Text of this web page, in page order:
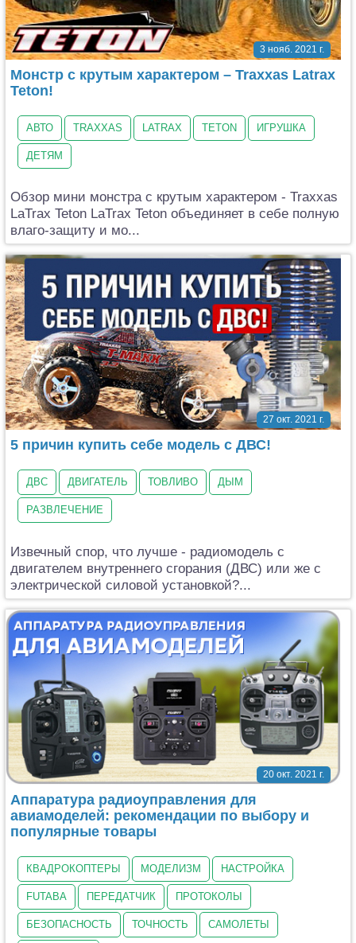
3 нояб. 2021 г.
Монстр с крутым характером – Traxxas Latrax
Teton!
АВТО TRAXXAS LATRAX TETON ИГРУШКА
ДЕТЯМ
Обзор мини монстра с крутым характером - Traxxas
LaTrax Teton LaTrax Teton объединяет в себе полную
влаго-защиту и мо...
27 окт. 2021 г.
5 причин купить себе модель с ДВС!
ДВС ДВИГАТЕЛЬ ТОВЛИВО ДЫМ
РАЗВЛЕЧЕНИЕ
Извечный спор, что лучше - радиомодель с
двигателем внутреннего сгорания (ДВС) или же с
электрической силовой установкой?...
20 окт. 2021 г.
Аппаратура радиоуправления для
авиамоделей: рекомендации по выбору и
популярные товары
КВАДРОКОПТЕРЫ МОДЕЛИЗМ НАСТРОЙКА
FUTABA ПЕРЕДАТЧИК ПРОТОКОЛЫ
БЕЗОПАСНОСТЬ ТОЧНОСТЬ САМОЛЕТЫ